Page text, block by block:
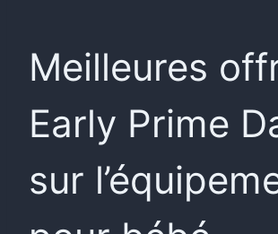
Meilleures
Early Prime
sur